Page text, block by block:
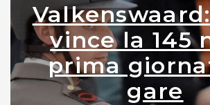
vince la 145
prima
gare